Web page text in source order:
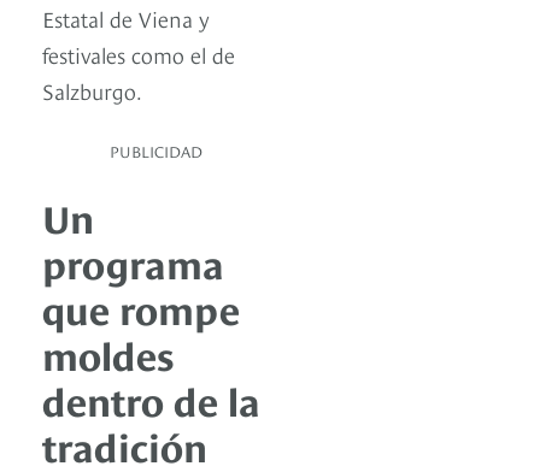
Estatal de Viena y
festivales como el de
Salzburgo.
PUBLICIDAD
Un
programa
que rompe
moldes
dentro de la
tradición